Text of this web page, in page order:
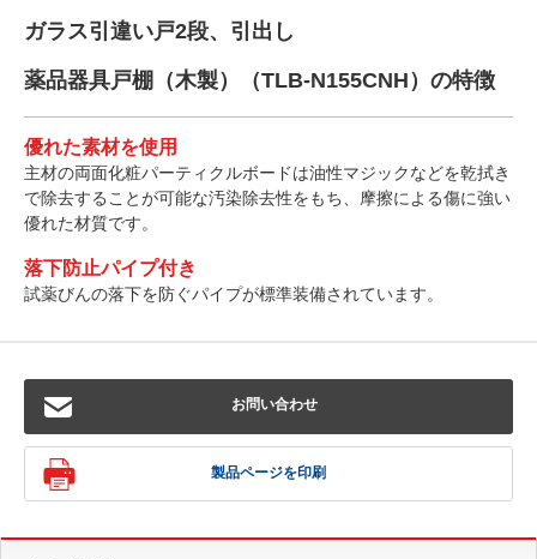
ガラス引違い戸2段、引出し
薬品器具戸棚（木製）（TLB-N155CNH）の特徴
優れた素材を使用
主材の両面化粧パーティクルボードは油性マジックなどを乾拭き
で除去することが可能な汚染除去性をもち、摩擦による傷に強い
優れた材質です。
落下防止パイプ付き
試薬びんの落下を防ぐパイプが標準装備されています。
お問い合わせ
製品ページを印刷